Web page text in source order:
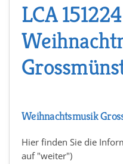
LCA 151224
Weihnachtsmusik
Hier finden Sie die
auf "weiter")